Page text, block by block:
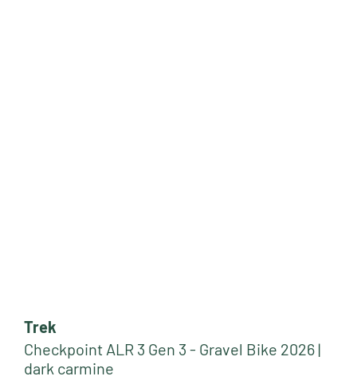
Trek
Checkpoint ALR 3 Gen 3 - Gravel Bike 2026 |
dark carmine